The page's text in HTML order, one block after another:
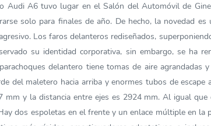
Audi A6 tuvo lugar en el Salón del Automóvil de
solo para finales de año. De hecho, la novedad
Los faros delanteros rediseñados,
su identidad corporativa, sin embargo, se ha
delantero tiene tomas de aire
del maletero hacia arriba y enormes tubos de
mm y la distancia entre ejes es 2924 mm. Al igual
dos espoletas en el frente y un enlace múltiple en